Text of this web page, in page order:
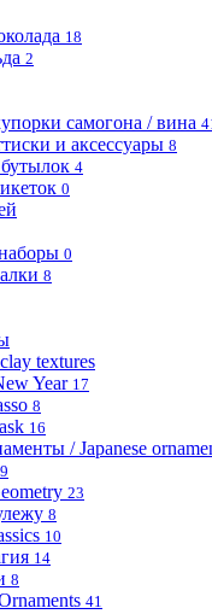
18
2
самогона / вина
и аксессуары 8
4
0
0
8
textures
Year 17
8
16
/ Japanese
23
8
10
14
8
41